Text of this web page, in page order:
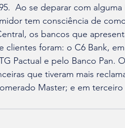
Ao se deparar com
tem consciência de
os bancos que
foram: o C6 Bank,
Pactual e pelo Banco Pan.
que tiveram mais
Master; e em terceiro